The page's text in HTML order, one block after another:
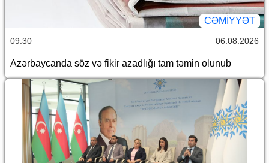
CƏMİYYƏT
09:30 06.08.2026
Azərbaycanda söz və fikir azadlığı tam təmin olunub